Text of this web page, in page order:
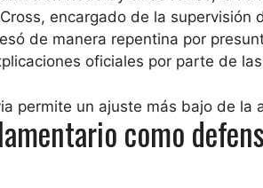
encargado de la supervisión
de manera repentina por
oficiales por parte de
permite un ajuste más bajo de la
como